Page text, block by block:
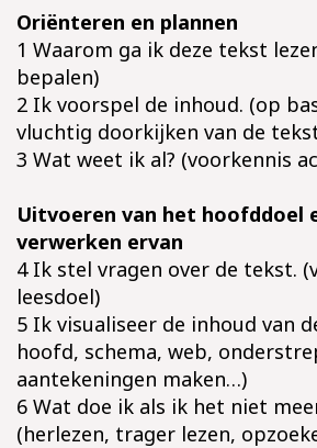
Oriënteren en plannen
1 Waarom ga ik deze tekst
bepalen)
2 Ik voorspel de inhoud. (op
vluchtig doorkijken van de
3 Wat weet ik al? (voorkennis
Uitvoeren van het hoofddoel
verwerken ervan
4 Ik stel vragen over de tekst.
leesdoel)
5 Ik visualiseer de inhoud van
hoofd, schema, web,
aantekeningen maken…)
6 Wat doe ik als ik het niet
(herlezen, trager lezen,